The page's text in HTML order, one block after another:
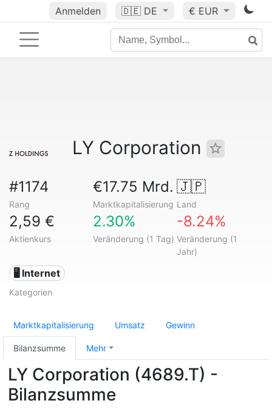
Anmelden 🇩🇪 DE € EUR
LY Corporation
#1174
Rang
€17.75 Mrd.
Marktkapitalisierung
🇯🇵
Land
2,59 €
Aktienkurs
2.30%
Veränderung (1 Tag)
-8.24%
Veränderung (1
Jahr)
🖥️ Internet
Kategorien
Marktkapitalisierung Umsatz Gewinn
Bilanzsumme Mehr
LY Corporation (4689.T) -
Bilanzsumme